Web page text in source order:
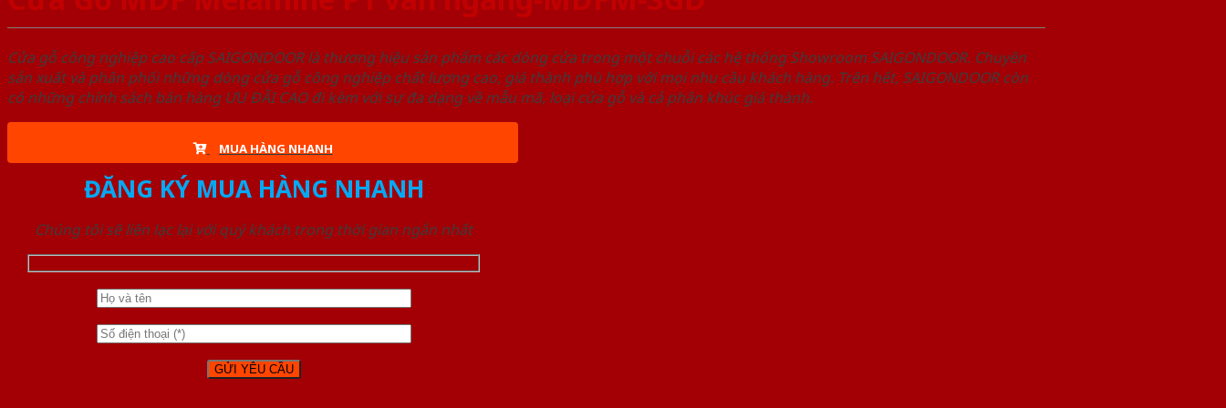
Cửa gỗ công nghiệp cao cấp SAIGONDOOR là thương hiệu sản phẩm các dòng cửa trong một chuỗi các hệ thống Showroom SAIGONDOOR. Chuyên
sản xuất và phân phối những dòng cửa gỗ công nghiệp chất lượng cao, giá thành phù hợp với mọi nhu cầu khách hàng. Trên hết, SAIGONDOOR còn
có những chính sách bán hàng ƯU ĐÃI CAO đi kèm với sự đa dạng về mẫu mã, loại cửa gỗ và cả phân khúc giá thành.
MUA HÀNG NHANH
ĐĂNG KÝ MUA HÀNG NHANH
Chúng tôi sẽ liên lạc lại với quý khách trong thời gian ngắn nhất